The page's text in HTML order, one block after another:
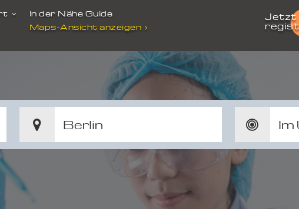
In der Nähe Guide
Maps-Ansicht anzeigen
Jetzt